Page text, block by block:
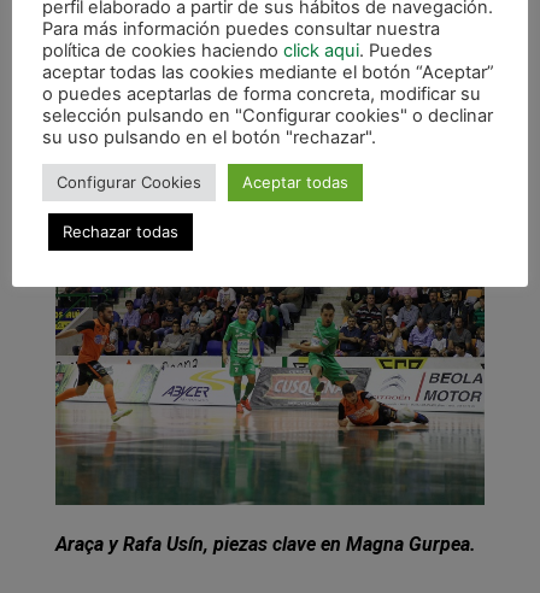
empate. No hay bajas en la plantilla navarra.
La taquilla del Anaitasuna se abrirá a las 16.30
horas y el precio de las entradas es de 10
euros adultos y 5 euros, menores de edad. Los
abonados entran de forma gratuita con su
tarjeta de temporada.
Araça y Rafa Usín, piezas clave en Magna Gurpea.
perfil elaborado a partir de sus hábitos de navegación.
Para más información puedes consultar nuestra
política de cookies haciendo click aqui. Puedes
aceptar todas las cookies mediante el botón “Aceptar”
o puedes aceptarlas de forma concreta, modificar su
selección pulsando en "Configurar cookies" o declinar
su uso pulsando en el botón "rechazar".
Configurar Cookies Aceptar todas
Rechazar todas